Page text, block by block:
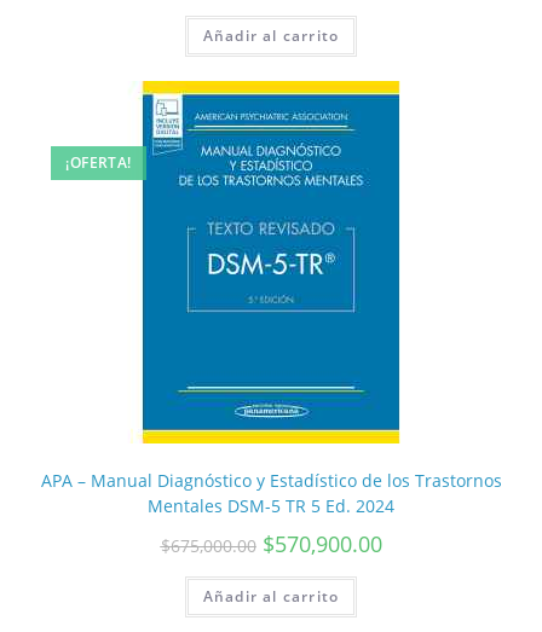
Añadir al carrito
¡OFERTA!
APA – Manual Diagnóstico y Estadístico de los Trastornos
Mentales DSM-5 TR 5 Ed. 2024
$675,000.00 $570,900.00
Añadir al carrito